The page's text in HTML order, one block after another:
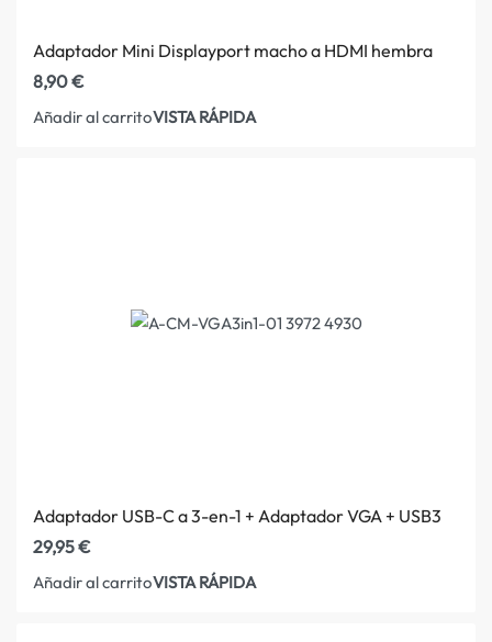
Adaptador Mini Displayport macho a HDMI hembra
8,90€
Añadir al carritoVISTA RÁPIDA
Adaptador USB-C a 3-en-1 + Adaptador VGA + USB3
29,95€
Añadir al carritoVISTA RÁPIDA